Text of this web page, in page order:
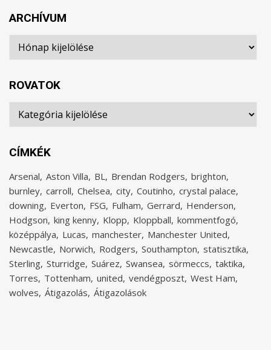
ARCHÍVUM
Archívum
ROVATOK
Rovatok
CÍMKÉK
Arsenal Aston Villa BL Brendan Rodgers brighton
burnley carroll Chelsea city Coutinho crystal palace
downing Everton FSG Fulham Gerrard Henderson
Hodgson king kenny Klopp Kloppball kommentfogó
középpálya Lucas manchester Manchester United
Newcastle Norwich Rodgers Southampton statisztika
Sterling Sturridge Suárez Swansea sörmeccs taktika
Torres Tottenham united vendégposzt West Ham
wolves Átigazolás Átigazolások